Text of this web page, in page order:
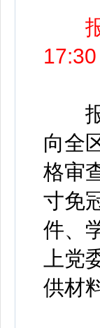
17:30
报
向全
格审
寸免
件、
上党
供材